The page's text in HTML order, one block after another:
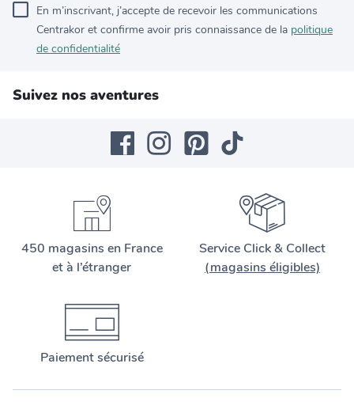
En m’inscrivant, j’accepte de recevoir les communications
Centrakor et confirme avoir pris connaissance de la politique
de confidentialité
Suivez nos aventures
450 magasins en France
et à l’étranger
Service Click & Collect
(magasins éligibles)
Paiement sécurisé